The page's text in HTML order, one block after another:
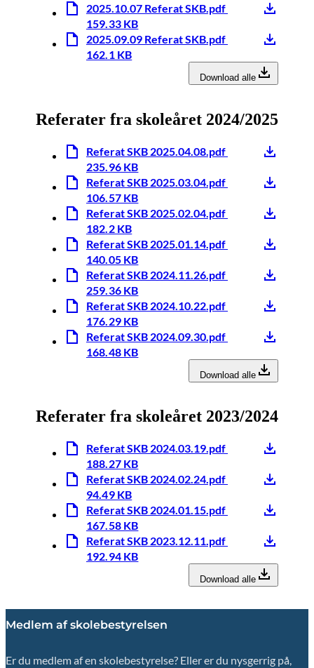
2025.10.07 Referat SKB.pdf
159.33 KB
2025.09.09 Referat SKB.pdf
162.1 KB
Download alle
Referater fra skoleåret 2024/2025
Referat SKB 2025.04.08.pdf
235.96 KB
Referat SKB 2025.03.04.pdf
106.57 KB
Referat SKB 2025.02.04.pdf
182.2 KB
Referat SKB 2025.01.14.pdf
140.05 KB
Referat SKB 2024.11.26.pdf
259.36 KB
Referat SKB 2024.10.22.pdf
176.29 KB
Referat SKB 2024.09.30.pdf
168.48 KB
Download alle
Referater fra skoleåret 2023/2024
Referat SKB 2024.03.19.pdf
188.27 KB
Referat SKB 2024.02.24.pdf
94.49 KB
Referat SKB 2024.01.15.pdf
167.58 KB
Referat SKB 2023.12.11.pdf
192.94 KB
Download alle
Medlem af skolebestyrelsen
Er du medlem af en skolebestyrelse? Eller er du nysgerrig på,